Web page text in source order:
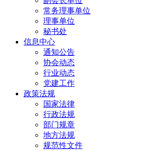
常务理事单位
理事单位
秘书处
信息中心
通知公告
协会动态
行业动态
党建工作
政策法规
国家法律
行政法规
部门规章
地方法规
规范性文件